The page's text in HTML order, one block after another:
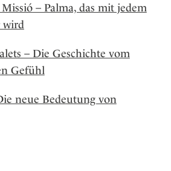
– Palma, das mit jedem
wird
– Die Geschichte vom
Gefühl
neue Bedeutung von